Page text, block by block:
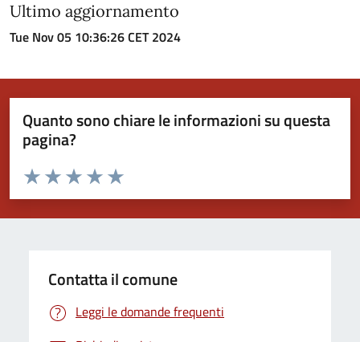
Ultimo aggiornamento
Tue Nov 05 10:36:26 CET 2024
Quanto sono chiare le informazioni su questa
pagina?
Valuta da 1 a 5 stelle la pagina
Valuta 5 stelle su 5
Valuta 4 stelle su 5
Valuta 3 stelle su 5
Valuta 2 stelle su 5
Valuta 1 stelle su 5
Contatta il comune
Leggi le domande frequenti